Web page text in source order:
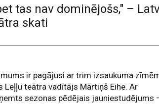
tas nav dominējošs," –
skati
ir pagājusi ar trim izsaukuma
Leļļu teātra vadītājs Mārtiņš Eihe. Ar
sezonas pēdējais jauniestudējums